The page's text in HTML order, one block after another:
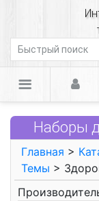
Наборы
Главная >
Темы >